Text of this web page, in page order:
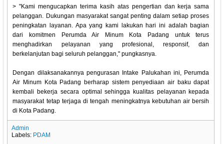
> "Kami mengucapkan terima kasih atas pengertian dan kerja sama
pelanggan. Dukungan masyarakat sangat penting dalam setiap proses
peningkatan layanan. Apa yang kami lakukan hari ini adalah bagian
dari komitmen Perumda Air Minum Kota Padang untuk terus
menghadirkan pelayanan yang profesional, responsif, dan
berkelanjutan bagi seluruh pelanggan," pungkasnya.
Dengan dilaksanakannya pengurasan Intake Palukahan ini, Perumda
Air Minum Kota Padang berharap sistem penyediaan air baku dapat
kembali bekerja secara optimal sehingga kualitas pelayanan kepada
masyarakat tetap terjaga di tengah meningkatnya kebutuhan air bersih
di Kota Padang.
Admin
Labels: PDAM